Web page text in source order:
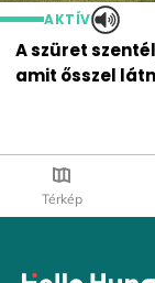
AKTÍV
A szüret
amit ősszel
Térkép